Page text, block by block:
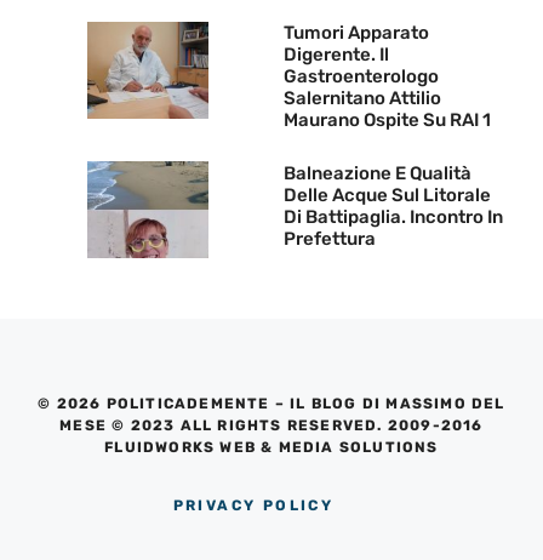
Tumori Apparato
Digerente. Il
Gastroenterologo
Salernitano Attilio
Maurano Ospite Su RAI 1
Balneazione E Qualità
Delle Acque Sul Litorale
Di Battipaglia. Incontro In
Prefettura
© 2026 POLITICADEMENTE – IL BLOG DI MASSIMO DEL
MESE © 2023 ALL RIGHTS RESERVED. 2009-2016
FLUIDWORKS WEB & MEDIA SOLUTIONS
PRIVACY POLICY